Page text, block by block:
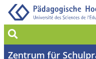
Suche
Zentrum für